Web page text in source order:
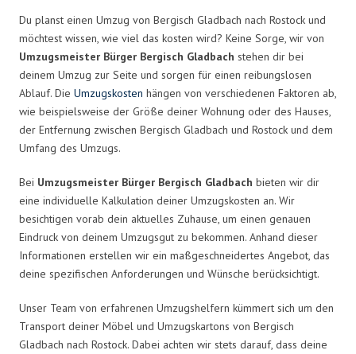
Du planst einen Umzug von Bergisch Gladbach nach Rostock und
möchtest wissen, wie viel das kosten wird? Keine Sorge, wir von
Umzugsmeister Bürger Bergisch Gladbach stehen dir bei
deinem Umzug zur Seite und sorgen für einen reibungslosen
Ablauf. Die Umzugskosten hängen von verschiedenen Faktoren ab,
wie beispielsweise der Größe deiner Wohnung oder des Hauses,
der Entfernung zwischen Bergisch Gladbach und Rostock und dem
Umfang des Umzugs.
Bei Umzugsmeister Bürger Bergisch Gladbach bieten wir dir
eine individuelle Kalkulation deiner Umzugskosten an. Wir
besichtigen vorab dein aktuelles Zuhause, um einen genauen
Eindruck von deinem Umzugsgut zu bekommen. Anhand dieser
Informationen erstellen wir ein maßgeschneidertes Angebot, das
deine spezifischen Anforderungen und Wünsche berücksichtigt.
Unser Team von erfahrenen Umzugshelfern kümmert sich um den
Transport deiner Möbel und Umzugskartons von Bergisch
Gladbach nach Rostock. Dabei achten wir stets darauf, dass deine